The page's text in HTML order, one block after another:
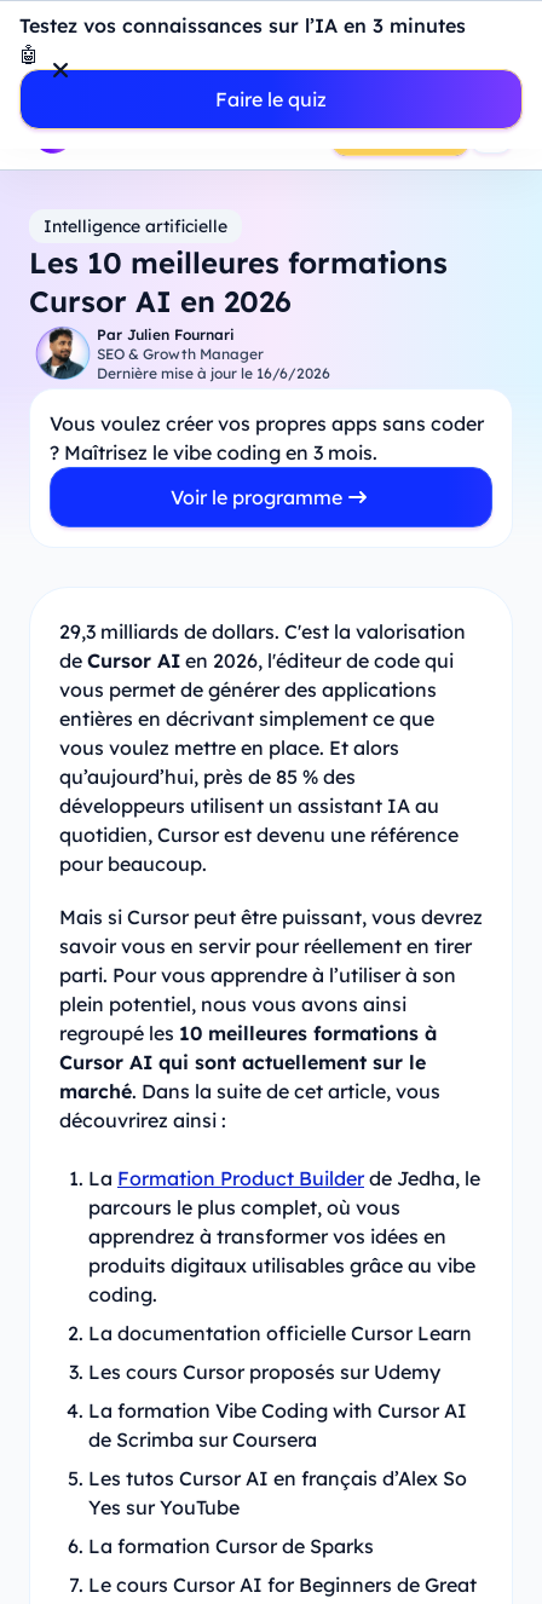
Testez vos connaissances sur l’IA en 3 minutes
🤖
Faire le quiz
Introduction à Power BI : construisez votre premier
dashboard de A à Z
- Mardi 11 Août
18h00
Professionnels
Étudiants Parents Entreprises
Prendre RDV
Intelligence artificielle
Les 10 meilleures formations
Cursor AI en 2026
Par Julien Fournari
SEO & Growth Manager
Dernière mise à jour le 16/6/2026
Vous voulez créer vos propres apps sans coder
? Maîtrisez le vibe coding en 3 mois.
Voir le programme
29,3 milliards de dollars. C'est la valorisation
de Cursor AI en 2026, l'éditeur de code qui
vous permet de générer des applications
entières en décrivant simplement ce que
vous voulez mettre en place. Et alors
qu’aujourd’hui, près de 85 % des
développeurs utilisent un assistant IA au
quotidien, Cursor est devenu une référence
pour beaucoup.
Mais si Cursor peut être puissant, vous devrez
savoir vous en servir pour réellement en tirer
parti. Pour vous apprendre à l’utiliser à son
plein potentiel, nous vous avons ainsi
regroupé les 10 meilleures formations à
Cursor AI qui sont actuellement sur le
marché. Dans la suite de cet article, vous
découvrirez ainsi :
La Formation Product Builderde Jedha, le
parcours le plus complet, où vous
apprendrez à transformer vos idées en
produits digitaux utilisables grâce au vibe
coding.
La documentation officielle Cursor Learn
Les cours Cursor proposés sur Udemy
La formation Vibe Coding with Cursor AI
de Scrimba sur Coursera
Les tutos Cursor AI en français d’Alex So
Yes sur YouTube
La formation Cursor de Sparks
Le cours Cursor AI for Beginners de Great